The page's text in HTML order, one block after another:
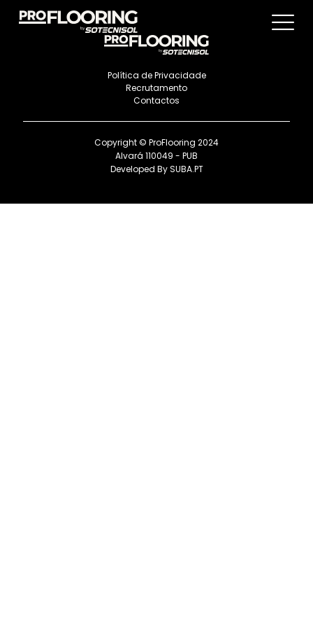
Política de Privacidade
Recrutamento
Contactos
Copyright © ProFlooring 2024
Alvará 110049 - PUB
Developed BySUBA.PT